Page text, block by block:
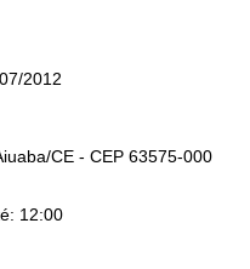
2012
CE - CEP 63575-000
12:00